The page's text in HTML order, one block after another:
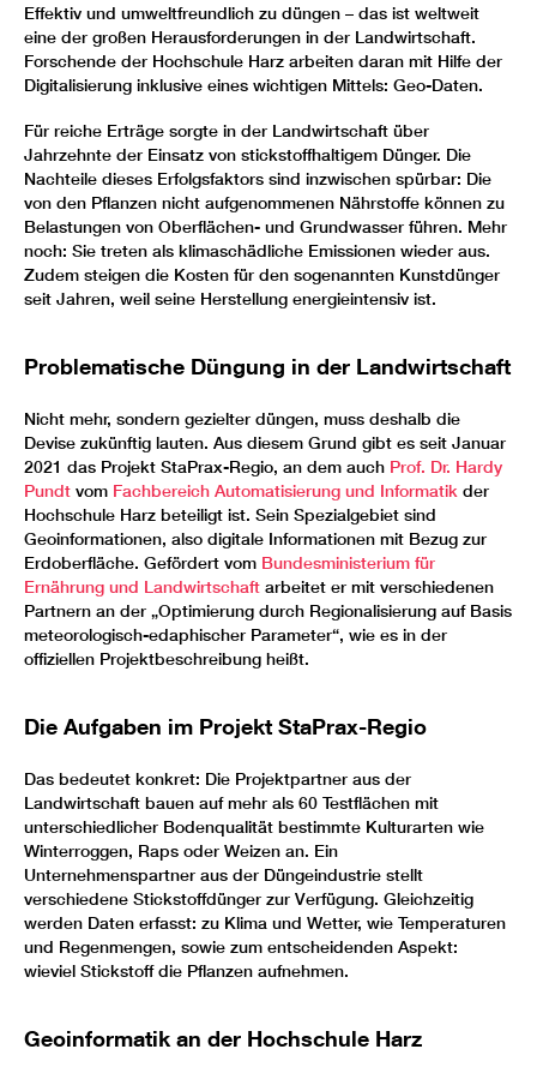
Effektiv und umweltfreundlich zu düngen – das ist weltweit
eine der großen Herausforderungen in der Landwirtschaft.
Forschende der Hochschule Harz arbeiten daran mit Hilfe der
Digitalisierung inklusive eines wichtigen Mittels: Geo-Daten.
Für reiche Erträge sorgte in der Landwirtschaft über
Jahrzehnte der Einsatz von stickstoffhaltigem Dünger. Die
Nachteile dieses Erfolgsfaktors sind inzwischen spürbar: Die
von den Pflanzen nicht aufgenommenen Nährstoffe können zu
Belastungen von Oberflächen- und Grundwasser führen. Mehr
noch: Sie treten als klimaschädliche Emissionen wieder aus.
Zudem steigen die Kosten für den sogenannten Kunstdünger
seit Jahren, weil seine Herstellung energieintensiv ist.
Problematische Düngung in der Landwirtschaft
Nicht mehr, sondern gezielter düngen, muss deshalb die
Devise zukünftig lauten. Aus diesem Grund gibt es seit Januar
2021 das Projekt StaPrax-Regio, an dem auch Prof. Dr. Hardy
Pundt vom Fachbereich Automatisierung und Informatik der
Hochschule Harz beteiligt ist. Sein Spezialgebiet sind
Geoinformationen, also digitale Informationen mit Bezug zur
Erdoberfläche. Gefördert vom Bundesministerium für
Ernährung und Landwirtschaft arbeitet er mit verschiedenen
Partnern an der „Optimierung durch Regionalisierung auf Basis
meteorologisch-edaphischer Parameter“, wie es in der
offiziellen Projektbeschreibung heißt.
Die Aufgaben im Projekt StaPrax-Regio
Das bedeutet konkret: Die Projektpartner aus der
Landwirtschaft bauen auf mehr als 60 Testflächen mit
unterschiedlicher Bodenqualität bestimmte Kulturarten wie
Winterroggen, Raps oder Weizen an. Ein
Unternehmenspartner aus der Düngeindustrie stellt
verschiedene Stickstoffdünger zur Verfügung. Gleichzeitig
werden Daten erfasst: zu Klima und Wetter, wie Temperaturen
und Regenmengen, sowie zum entscheidenden Aspekt:
wieviel Stickstoff die Pflanzen aufnehmen.
Geoinformatik an der Hochschule Harz